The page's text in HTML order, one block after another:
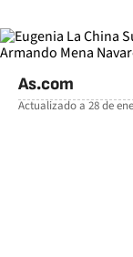
As.com
Actualizado a28 de